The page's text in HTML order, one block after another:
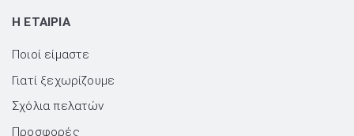
H ΕΤΑΙΡΙΑ
Ποιοί είμαστε
Γιατί ξεχωρίζουμε
Σχόλια πελατών
Προσφορές